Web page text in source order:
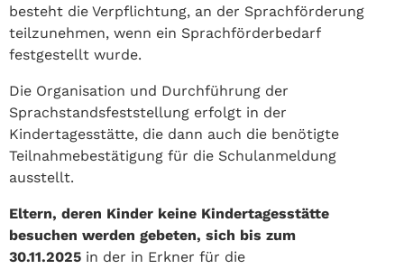
besteht die Verpflichtung, an der Sprachförderung
teilzunehmen, wenn ein Sprachförderbedarf
festgestellt wurde.
Die Organisation und Durchführung der
Sprachstandsfeststellung erfolgt in der
Kindertagesstätte, die dann auch die benötigte
Teilnahmebestätigung für die Schulanmeldung
ausstellt.
Eltern, deren Kinder keine Kindertagesstätte
besuchen werden gebeten, sich bis zum
30.11.2025 in der in Erkner für die